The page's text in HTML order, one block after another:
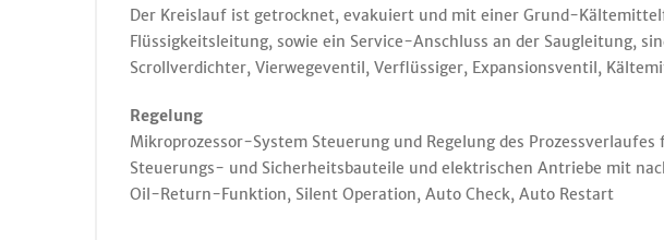
Der Kreislauf ist getrocknet, evakuiert und mit einer Grund-
Flüssigkeitsleitung, sowie ein Service-Anschluss an der Saugleitung,
Scrollverdichter, Vierwegeventil, Verflüssiger, Expansionsventil,
Regelung
Mikroprozessor-System Steuerung und Regelung des
Steuerungs- und Sicherheitsbauteile und elektrischen Antriebe mit
Oil-Return-Funktion, Silent Operation, Auto Check, Auto Restart